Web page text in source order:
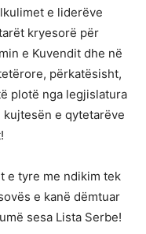
e liderëve
kryesorë për
e Kuvendit dhe në
përkatësisht,
plotë nga legjislatura
e qytetarëve
e tyre me ndikim tek
e kanë dëmtuar
sesa Lista Serbe!